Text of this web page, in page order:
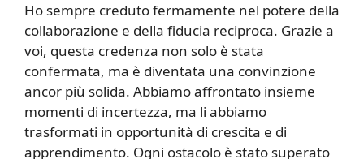
Ho sempre creduto fermamente nel potere della
collaborazione e della fiducia reciproca. Grazie a
voi, questa credenza non solo è stata
confermata, ma è diventata una convinzione
ancor più solida. Abbiamo affrontato insieme
momenti di incertezza, ma li abbiamo
trasformati in opportunità di crescita e di
apprendimento. Ogni ostacolo è stato superato